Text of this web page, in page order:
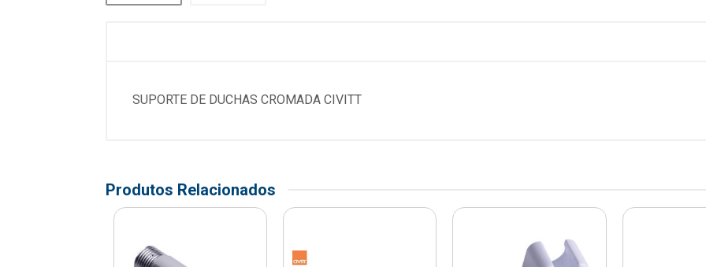
SUPORTE DE DUCHAS CROMADA CIVITT
Produtos Relacionados